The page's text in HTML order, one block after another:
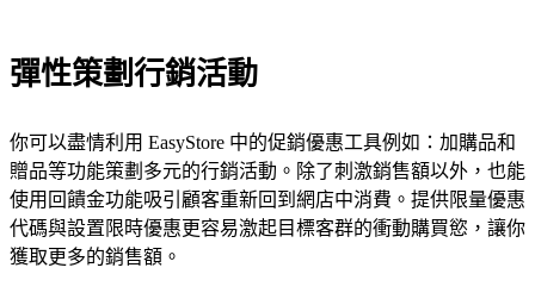
彈性策劃行銷活動
你可以盡情利用 EasyStore 中的促銷優惠工具例如：加購品和
贈品等功能策劃多元的行銷活動。除了刺激銷售額以外，也能
使用回饋金功能吸引顧客重新回到網店中消費。提供限量優惠
代碼與設置限時優惠更容易激起目標客群的衝動購買慾，讓你
獲取更多的銷售額。